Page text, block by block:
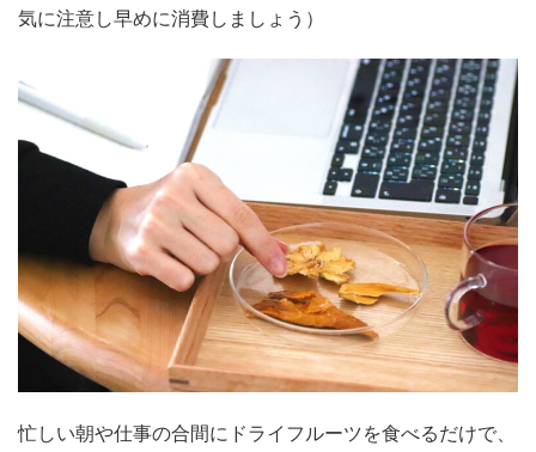
気に注意し早めに消費しましょう）
忙しい朝や仕事の合間にドライフルーツを食べるだけで、